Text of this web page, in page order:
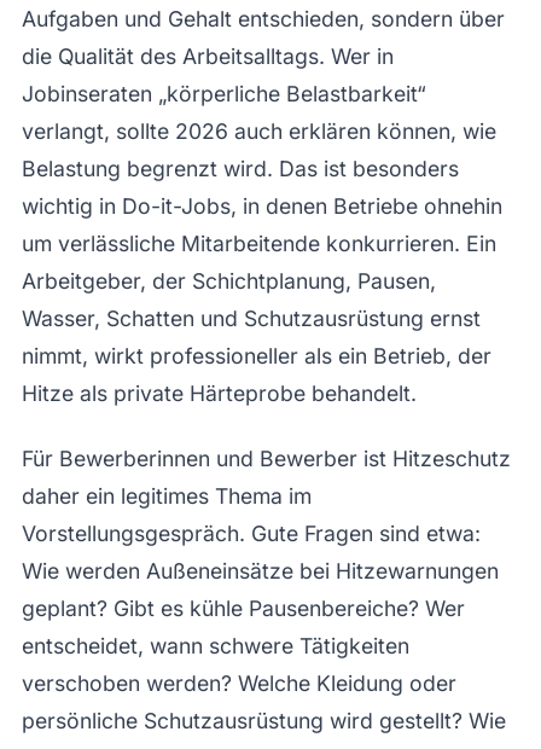
Aufgaben und Gehalt entschieden, sondern über
die Qualität des Arbeitsalltags. Wer in
Jobinseraten „körperliche Belastbarkeit“
verlangt, sollte 2026 auch erklären können, wie
Belastung begrenzt wird. Das ist besonders
wichtig in Do-it-Jobs, in denen Betriebe ohnehin
um verlässliche Mitarbeitende konkurrieren. Ein
Arbeitgeber, der Schichtplanung, Pausen,
Wasser, Schatten und Schutzausrüstung ernst
nimmt, wirkt professioneller als ein Betrieb, der
Hitze als private Härteprobe behandelt.
Für Bewerberinnen und Bewerber ist Hitzeschutz
daher ein legitimes Thema im
Vorstellungsgespräch. Gute Fragen sind etwa:
Wie werden Außeneinsätze bei Hitzewarnungen
geplant? Gibt es kühle Pausenbereiche? Wer
entscheidet, wann schwere Tätigkeiten
verschoben werden? Welche Kleidung oder
persönliche Schutzausrüstung wird gestellt? Wie